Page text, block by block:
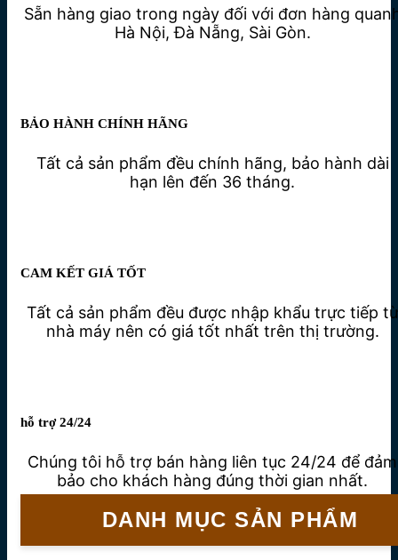
Sẵn hàng giao trong ngày đối với đơn hàng
Hà Nội, Đà Nẵng, Sài Gòn.
BẢO HÀNH CHÍNH HÃNG
Tất cả sản phẩm đều chính hãng, bảo hành dài
hạn lên đến 36 tháng.
CAM KẾT GIÁ TỐT
Tất cả sản phẩm đều được nhập khẩu trực tiếp từ
nhà máy nên có giá tốt nhất trên thị trường.
hỗ trợ 24/24
Chúng tôi hỗ trợ bán hàng liên tục 24/24 để đảm
bảo cho khách hàng đúng thời gian nhất.
DANH MỤC SẢN PHẨM